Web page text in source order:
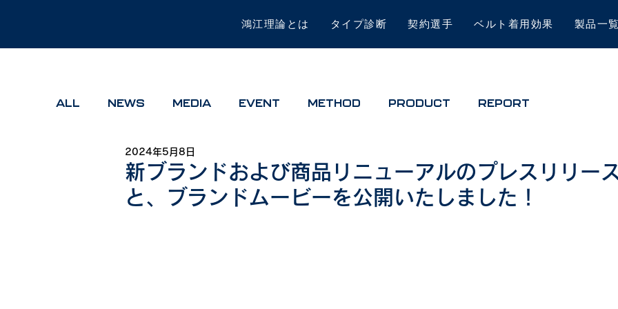
鴻江理論とは タイプ診断 契約選手 ベルト着用効果 製品一覧
ALL NEWS MEDIA EVENT METHOD PRODUCT REPORT
新ブランドおよび商品リニューアルのプレスリリー
と、ブランドムービーを公開いたしました！
2024年5月8日